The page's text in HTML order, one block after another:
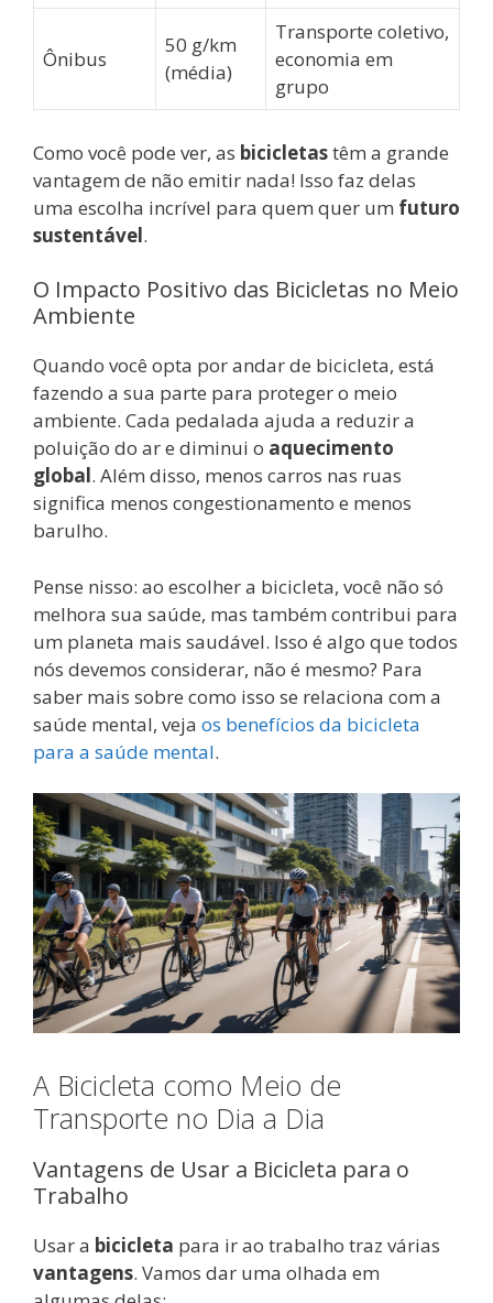
Ônibus
50 g/km
(média)
Transporte coletivo,
economia em
grupo
Como você pode ver, as bicicletastêm a grande
vantagem de não emitir nada! Isso faz delas
uma escolha incrível para quem quer um futuro
sustentável.
O Impacto Positivo das Bicicletas no Meio
Ambiente
Quando você opta por andar de bicicleta, está
fazendo a sua parte para proteger o meio
ambiente. Cada pedalada ajuda a reduzir a
poluição do ar e diminui o aquecimento
global. Além disso, menos carros nas ruas
significa menos congestionamento e menos
barulho.
Pense nisso: ao escolher a bicicleta, você não só
melhora sua saúde, mas também contribui para
um planeta mais saudável. Isso é algo que todos
nós devemos considerar, não é mesmo? Para
saber mais sobre como isso se relaciona com a
saúde mental, veja os benefícios da bicicleta
para a saúde mental.
A Bicicleta como Meio de
Transporte no Dia a Dia
Vantagens de Usar a Bicicleta para o
Trabalho
Usar a bicicleta para ir ao trabalho traz várias
vantagens. Vamos dar uma olhada em